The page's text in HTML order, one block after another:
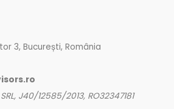
3, București, România
J40/12585/2013, RO32347181